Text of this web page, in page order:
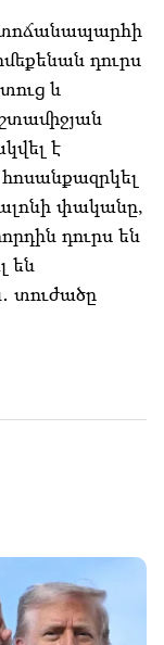
դուրս
և
է
փականը,
դուրս են
են
տուժածը